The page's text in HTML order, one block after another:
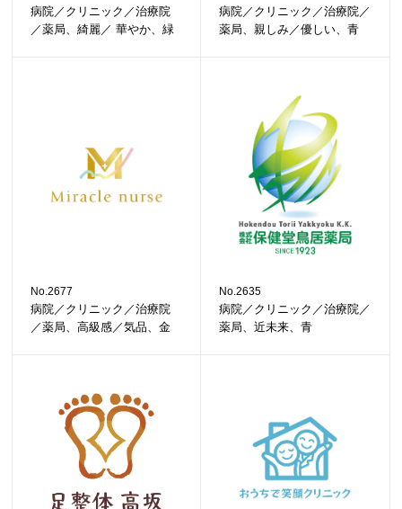
病院／クリニック／治療院
／薬局、綺麗／ 華やか、緑
病院／クリニック／治療院／
薬局、親しみ／優しい、青
No.2677
病院／クリニック／治療院
／薬局、高級感／気品、金
No.2635
病院／クリニック／治療院／
薬局、近未来、青